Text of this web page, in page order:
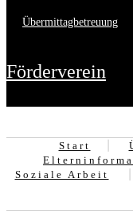
übermittagbetreuung
förderverein
Start
Soziale Arbeit